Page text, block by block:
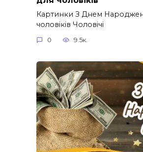
Картинки З Днем
чоловіків​ Чоловічі
0 9.5к.